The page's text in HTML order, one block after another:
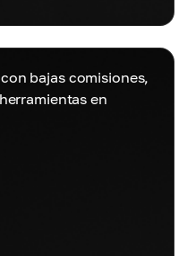
bajas comisiones,
en